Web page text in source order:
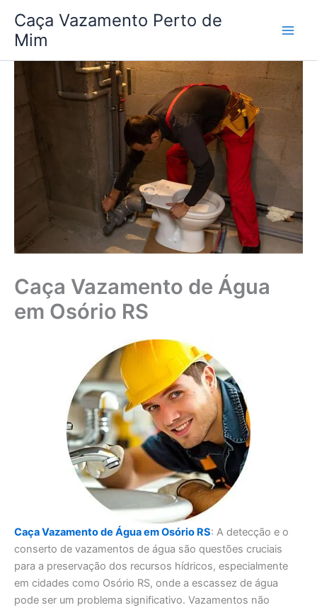
para
conteúdo
Caça Vazamento Perto de
Mim
Caça Vazamento de Água
em Osório RS
Caça Vazamento de Água em Osório RS: A detecção e o
conserto de vazamentos de água são questões cruciais
para a preservação dos recursos hídricos, especialmente
em cidades como Osório RS, onde a escassez de água
pode ser um problema significativo. Vazamentos não